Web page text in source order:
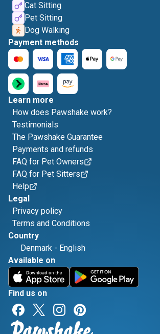
Cat Sitting
Pet Sitting
Dog Walking
Payment methods
Learn more
How does Pawshake work?
Testimonials
The Pawshake Guarantee
Payments and refunds
FAQ for Pet Owners
FAQ for Pet Sitters
Help
Legal
Privacy policy
Terms and Conditions
Country
Denmark - English
Available on
Find us on